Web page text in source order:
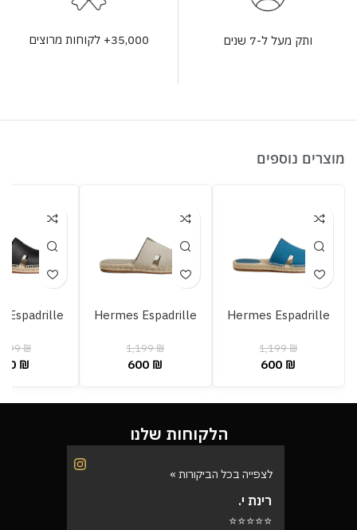
ותק מעל ל-7 שנים 35,000+ לקוחות מרוצים
מוצרים נוספים
Hermes Espadrille
1,199₪
600 ₪
Hermes Espadrille
1,199₪
600 ₪
Espadrille
₪
₪
הלקוחות שלנו
לצפייה בכל הביקורות »
רינת י.
⭐⭐⭐⭐⭐